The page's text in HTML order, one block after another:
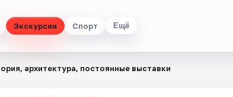
Экскурсии Спорт Ещё
архитектура, постоянные выставки